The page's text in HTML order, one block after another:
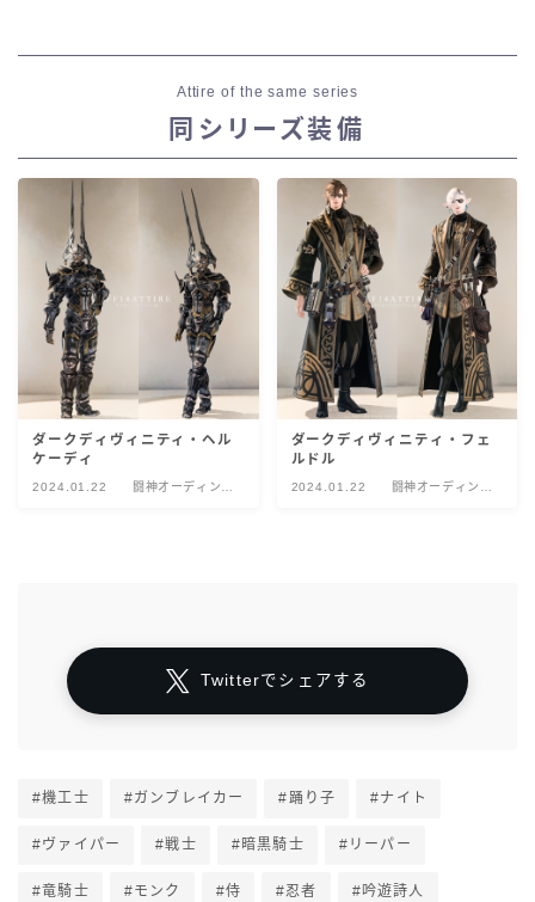
Attire of the same series
同シリーズ装備
ダークディヴィニティ・ヘル
ケーディ
2024.01.22
闘神オーディン討
ダークディヴィニティ・フェ
ルドル
2024.01.22
闘神オーディン討
Twitterでシェアする
#機工士 #ガンブレイカー #踊り子 #ナイト
#ヴァイパー #戦士 #暗黒騎士 #リーパー
#竜騎士 #モンク #侍 #忍者 #吟遊詩人